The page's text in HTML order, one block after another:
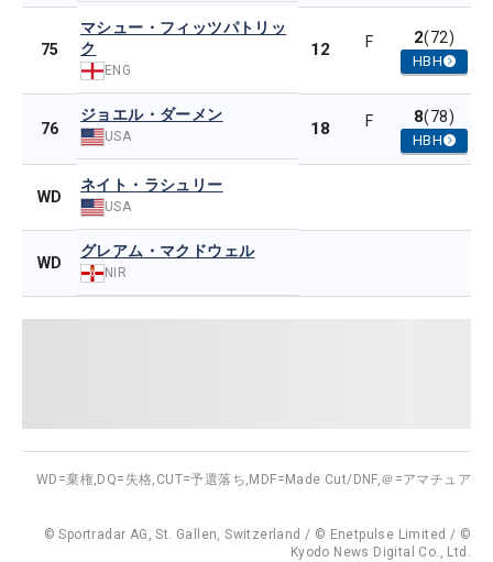
75
マシュー・フィッツパトリッ
ク
ENG
12 F 2(72)
HBH
76
ジョエル・ダーメン
USA 18 F 8(78)
HBH
WD
ネイト・ラシュリー
USA
WD
グレアム・マクドウェル
NIR
WD=棄権, DQ=失格, CUT=予選落ち, MDF=Made Cut/DNF,＠=アマチュア
© Sportradar AG, St. Gallen, Switzerland / © Enetpulse Limited / ©
Kyodo News Digital Co., Ltd.